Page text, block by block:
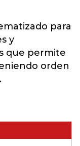
para
y
que permite
orden